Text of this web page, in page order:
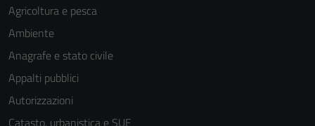
Agricoltura e pesca
Ambiente
Anagrafe e stato civile
Appalti pubblici
Autorizzazioni
Catasto, urbanistica e SUE